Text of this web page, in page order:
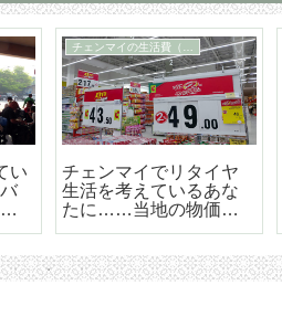
スーパー、デパート、ショッピングセンター
チェンマイ最大の高級
のショッピングセンタ
ー「セントラルフェス